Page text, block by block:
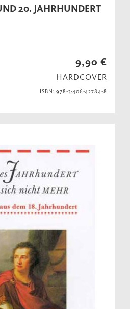
20. JAHRHUNDERT
9,90 €
HARDCOVER
ISBN: 978-3-406-42784-8